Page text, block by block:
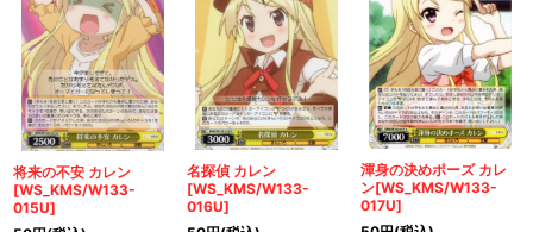
将来の不安 カレン
[WS_KMS/W133-
015U]
名探偵 カレン
[WS_KMS/W133-
016U]
渾身の決めポーズ カレ
ン[WS_KMS/W133-
017U]